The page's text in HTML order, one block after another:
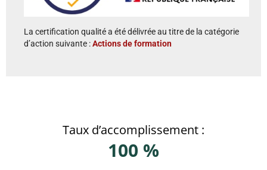
La certification qualité a été délivrée au titre de la catégorie
d’action suivante :Actions de formation
Taux d’accomplissement :
100 %